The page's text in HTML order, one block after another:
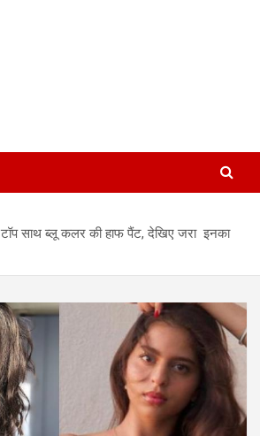
साथ ब्लू कलर की हाफ पैंट, देखिए जरा इनका